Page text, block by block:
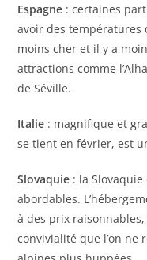
Espagne : certaines
avoir des températures
moins cher et il y a
attractions comme
de Séville.
Italie : magnifique et
se tient en février, est
Slovaquie : la
abordables.
à des prix
convivialité que l’on ne